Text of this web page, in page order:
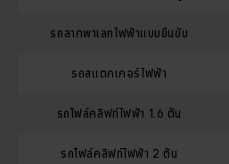
รถลากพาเลทไฟฟ้าแบบยืนขับ
รถสแตกเกอร์ไฟฟ้า
รถโฟล์คลิฟท์ไฟฟ้า 1.6 ตัน
รถโฟล์คลิฟท์ไฟฟ้า 2 ตัน